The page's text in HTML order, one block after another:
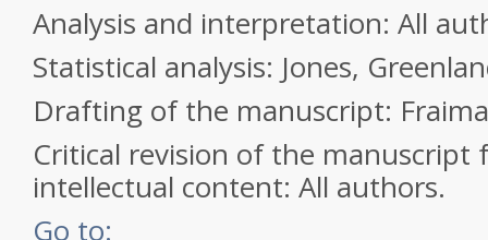
Analysis and interpretation: All
Statistical analysis: Jones,
Drafting of the manuscript:
Critical revision of the
intellectual content: All authors.
Go to: